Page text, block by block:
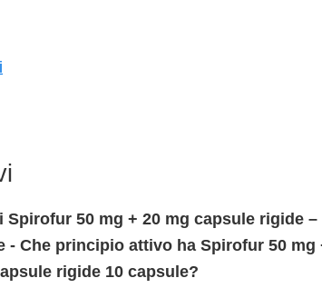
Spirofur 50 mg + 20 mg capsule rigide
- Che principio attivo ha Spirofur 50 mg
rigide 10 capsule?